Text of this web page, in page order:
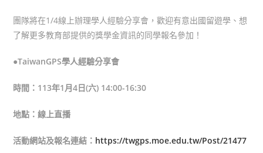
團隊將在1/4線上辦理學人經驗分享會，歡迎有意出國留遊學、想
了解更多教育部提供的獎學金資訊的同學報名參加！
●TaiwanGPS學人經驗分享會
時間：113年1月4日(六) 14:00-16:30
地點：線上直播
活動網站及報名連結： https://twgps.moe.edu.tw/Post/21477